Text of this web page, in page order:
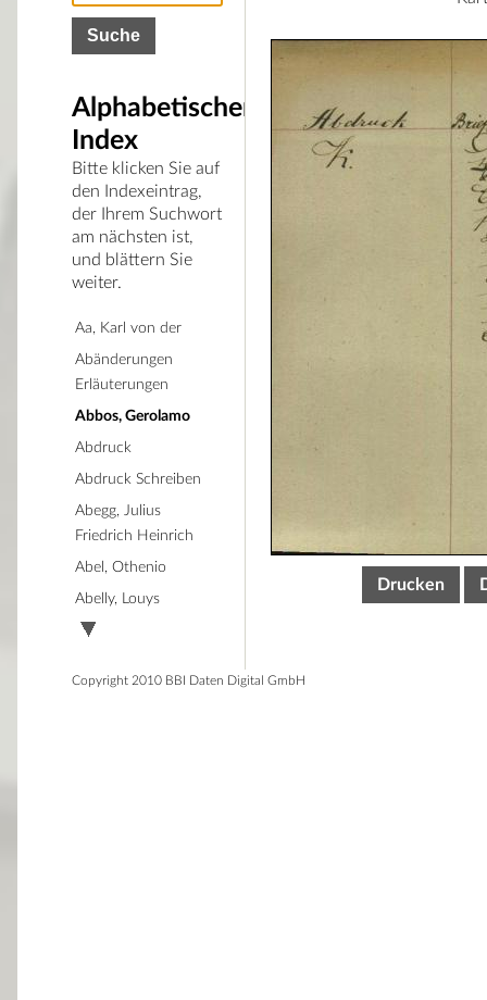
Drucken
Alphabetischer
Index
Bitte klicken Sie auf
den Indexeintrag,
der Ihrem Suchwort
am nächsten ist,
und blättern Sie
weiter.
Aa, Karl von der
Abänderungen
Erläuterungen
Abbos, Gerolamo
Abdruck
Abdruck Schreiben
Abegg, Julius
Friedrich Heinrich
Abel, Othenio
Abelly, Louys
Copyright 2010 BBI Daten Digital GmbH